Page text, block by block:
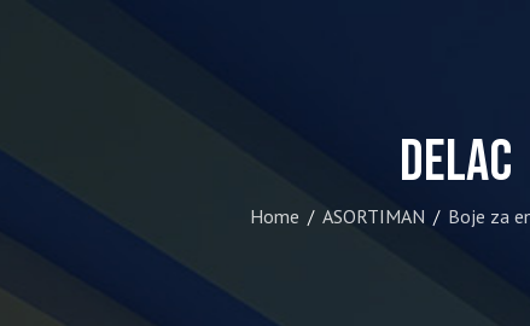
DELAC
Home / ASORTIMAN / Boje za